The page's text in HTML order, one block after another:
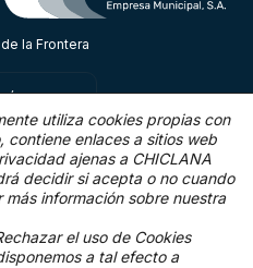
la Frontera
SÁB 8 AGO
23.7ºC
h 0 %
utiliza cookies propias con
contiene enlaces a sitios web
ajenas a CHICLANA
decidir si acepta o no cuando
información sobre nuestra
el uso de Cookies
a tal efecto a